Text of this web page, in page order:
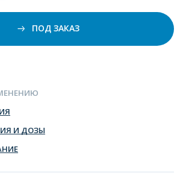
ПОД ЗАКАЗ
И ДОЗЫ